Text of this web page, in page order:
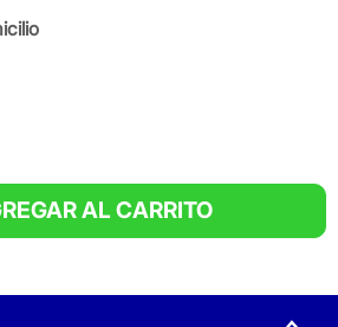
AL CARRITO